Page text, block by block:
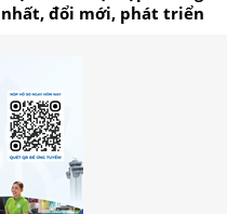
nhất, đổi mới, phát triển